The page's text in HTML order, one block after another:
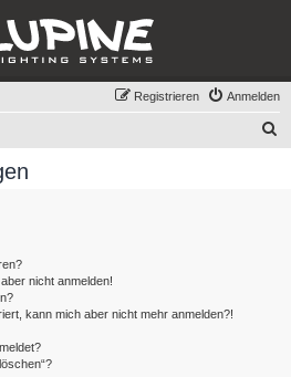
Anmelden
Registrieren
nicht anmelden!
kann mich aber nicht mehr anmelden?!